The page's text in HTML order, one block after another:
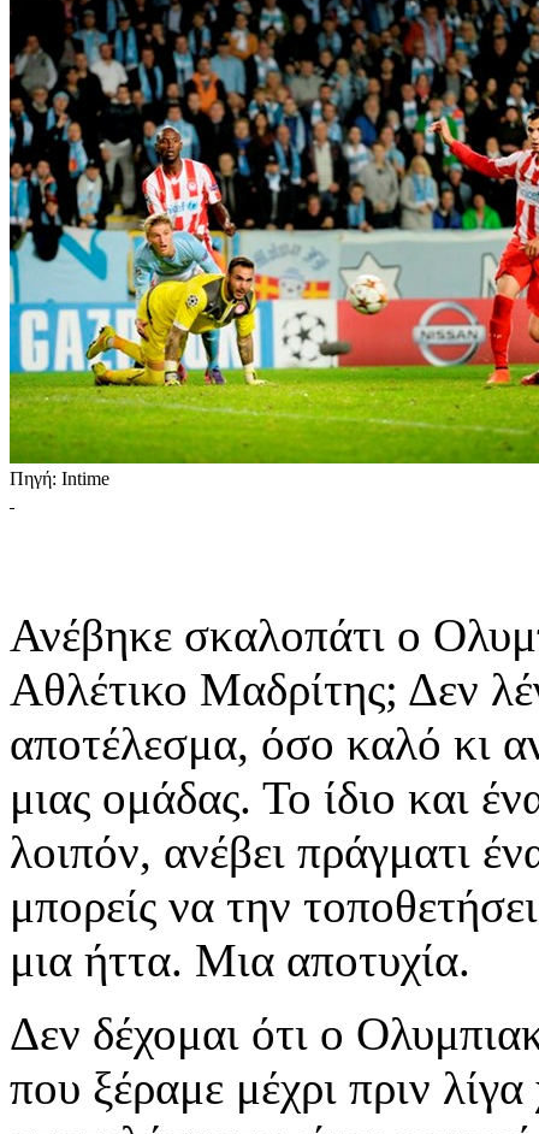
Πηγή: Intime
Ανέβηκε σκαλοπάτι ο
Αθλέτικο Μαδρίτης; Δεν
αποτέλεσμα, όσο καλό κι
μιας ομάδας. Το ίδιο και
λοιπόν, ανέβει πράγματι
μπορείς να την
μια ήττα. Μια αποτυχία.
Δεν δέχομαι ότι ο
που ξέραμε μέχρι πριν